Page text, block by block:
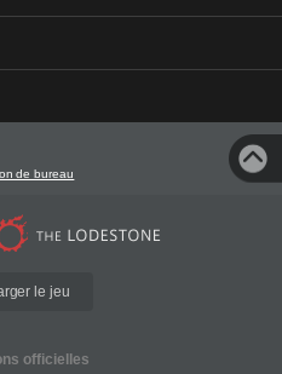
de bureau
le jeu
officielles